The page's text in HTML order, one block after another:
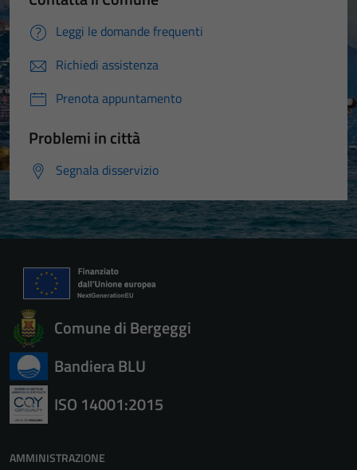
Leggi le domande frequenti
Richiedi assistenza
Prenota appuntamento
Problemi in città
Segnala disservizio
Comune di Bergeggi
Bandiera BLU
ISO 14001:2015
AMMINISTRAZIONE